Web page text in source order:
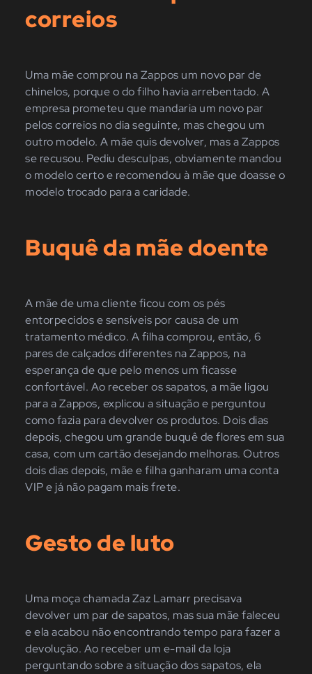
correios
Uma mãe comprou na Zappos um novo par de
chinelos, porque o do filho havia arrebentado. A
empresa prometeu que mandaria um novo par
pelos correios no dia seguinte, mas chegou um
outro modelo. A mãe quis devolver, mas a Zappos
se recusou. Pediu desculpas, obviamente mandou
o modelo certo e recomendou à mãe que doasse o
modelo trocado para a caridade.
Buquê da mãe doente
A mãe de uma cliente ficou com os pés
entorpecidos e sensíveis por causa de um
tratamento médico. A filha comprou, então, 6
pares de calçados diferentes na Zappos, na
esperança de que pelo menos um ficasse
confortável. Ao receber os sapatos, a mãe ligou
para a Zappos, explicou a situação e perguntou
como fazia para devolver os produtos. Dois dias
depois, chegou um grande buquê de flores em sua
casa, com um cartão desejando melhoras. Outros
dois dias depois, mãe e filha ganharam uma conta
VIP e já não pagam mais frete.
Gesto de luto
Uma moça chamada Zaz Lamarr precisava
devolver um par de sapatos, mas sua mãe faleceu
e ela acabou não encontrando tempo para fazer a
devolução. Ao receber um e-mail da loja
perguntando sobre a situação dos sapatos, ela